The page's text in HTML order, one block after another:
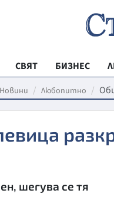
СВЯТ БИЗНЕС
Новини Любопитно
шегува се тя